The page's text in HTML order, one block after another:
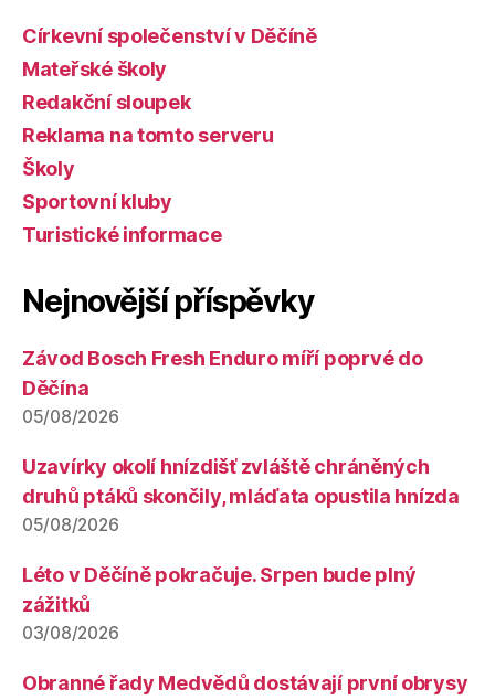
Církevní společenství v Děčíně
Mateřské školy
Redakční sloupek
Reklama na tomto serveru
Školy
Sportovní kluby
Turistické informace
Nejnovější příspěvky
Závod Bosch Fresh Enduro míří poprvé do
Děčína
05/08/2026
Uzavírky okolí hnízdišť zvláště chráněných
druhů ptáků skončily, mláďata opustila hnízda
05/08/2026
Léto v Děčíně pokračuje. Srpen bude plný
zážitků
03/08/2026
Obranné řady Medvědů dostávají první obrysy